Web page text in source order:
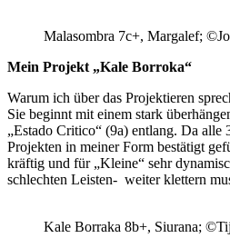
Malasombra 7c+, Margalef;
Mein Projekt „Kale Borroka“
Warum ich über das Projektieren
Sie beginnt mit einem stark
„Estado Critico“ (9a) entlang. Da
Projekten in meiner Form bestätigt
kräftig und für „Kleine“ sehr
schlechten Leisten- weiter klettern
Kale Borraka 8b+, Siurana;